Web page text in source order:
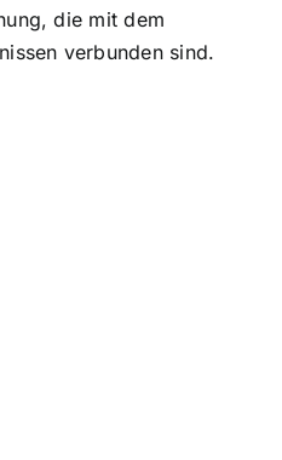
die mit dem
verbunden sind.